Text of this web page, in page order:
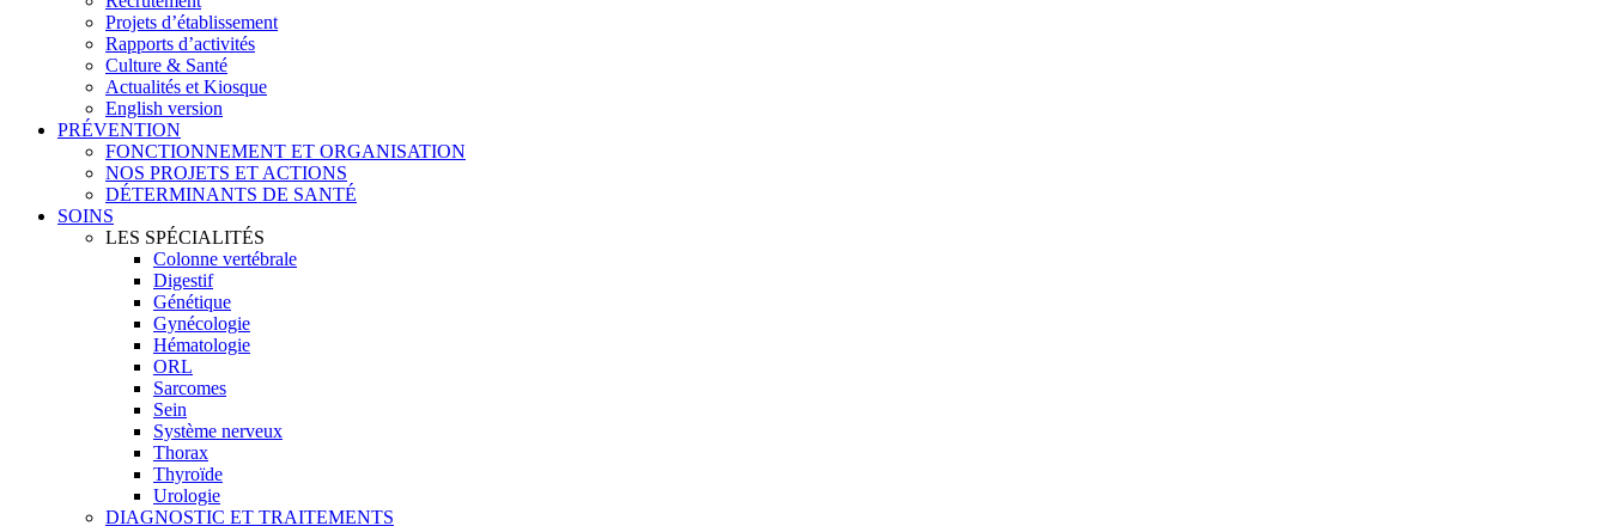
Projets d’établissement
Rapports d’activités
Culture & Santé
Actualités et Kiosque
English version
PRÉVENTION
FONCTIONNEMENT ET ORGANISATION
NOS PROJETS ET ACTIONS
DÉTERMINANTS DE SANTÉ
SOINS
LES SPÉCIALITÉS
Colonne vertébrale
Digestif
Génétique
Gynécologie
Hématologie
ORL
Sarcomes
Sein
Système nerveux
Thorax
Thyroïde
Urologie
DIAGNOSTIC ET TRAITEMENTS